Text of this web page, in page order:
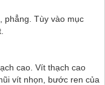
phẳng. Tùy vào mục
cao. Vít thạch cao
vít nhọn, bước ren của